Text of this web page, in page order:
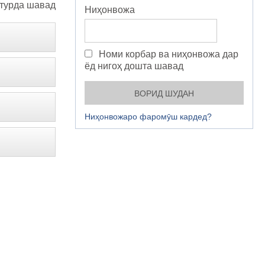
шавад Ниҳонвожа
Номи корбар ва ниҳонвожа дар
ёд нигоҳ дошта шавад
Ниҳонвожаро фаромӯш кардед?